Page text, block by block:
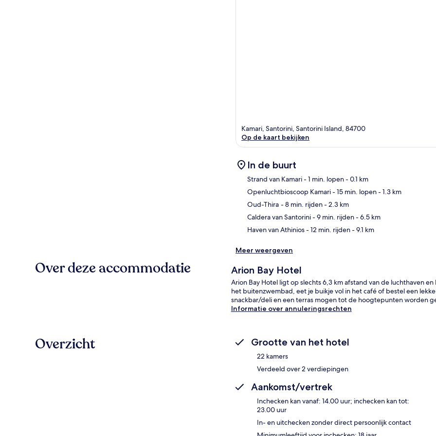
Kamari, Santorini, Santorini Island, 84700
Op de kaart bekijken
In de buurt
Strand van Kamari- 1 min. lopen- 0.1 km
Openluchtbioscoop Kamari- 15 min. lopen- 1.3 km
Oud-Thira - 8 min. rijden- 2.3 km
Caldera van Santorini- 9 min. rijden- 6.5 km
Haven van Athinios- 12 min. rijden- 9.1 km
Meer weergeven
Over deze accommodatie Arion Bay Hotel
Arion Bay Hotel ligt op slechts 6,3 km afstand van de luchthaven
het buitenzwembad, eet je buikje vol in het café of bestel een
snackbar/deli en een terras mogen tot de hoogtepunten worden
Informatie over annuleringsrechten
Overzicht Grootte van het hotel
22 kamers
Verdeeld over 2 verdiepingen
Aankomst/vertrek
Inchecken kan vanaf: 14.00 uur; inchecken kan tot:
23.00 uur
In- en uitchecken zonder direct persoonlijk contact